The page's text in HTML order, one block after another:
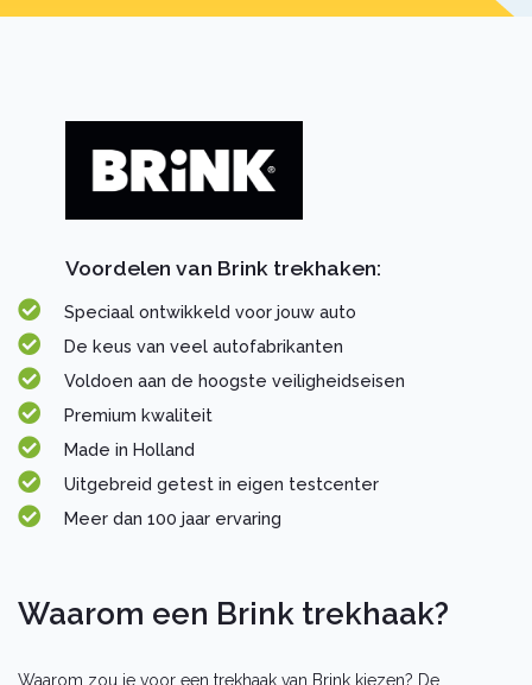
Voordelen van Brink trekhaken:
Speciaal ontwikkeld voor jouw auto
De keus van veel autofabrikanten
Voldoen aan de hoogste veiligheidseisen
Premium kwaliteit
Made in Holland
Uitgebreid getest in eigen testcenter
Meer dan 100 jaar ervaring
Waarom een Brink trekhaak?
Waarom zou je voor een trekhaak van Brink kiezen? De